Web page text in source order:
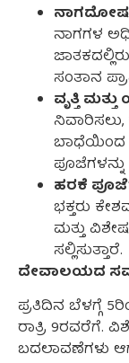
ನಾಗದೋಷ
ನಾಗಗಳ
ಸಂತಾನ
ವೃತ್ತಿ
ನಿವಾರಿಸಲು,
ಬಾಧೆಯಿಂದ
ಹರಕೆ
ಭಕ್ತರು
ಮತ್ತು
ಸಲ್ಲಿಸುತ್ತಾರೆ.
ದೇವಾಲಯದ
ಪ್ರತಿದಿನ ಬೆಳಗ್ಗೆ
ರಾತ್ರಿ 9ರವರೆಗೆ.
ಬದಲಾವಣೆಗಳು